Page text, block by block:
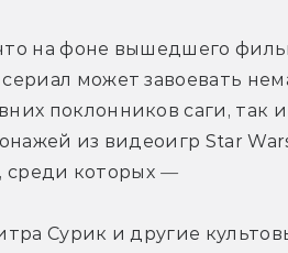
на фоне вышедшего
может завоевать
поклонников саги, так
из видеоигр Star
среди которых —
Сурик и другие